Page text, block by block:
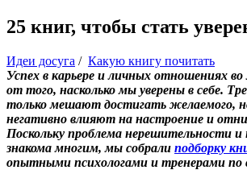
25 книг, чтобы стать
Идеи досуга / Какую книгу почитать
Успех в карьере и личных отношениях
от того, насколько мы уверены в себе.
только мешают достигать желаемого,
негативно влияют на настроение и
Поскольку проблема нерешительности и
знакома многим, мы собрали подборку
опытными психологами и тренерами по